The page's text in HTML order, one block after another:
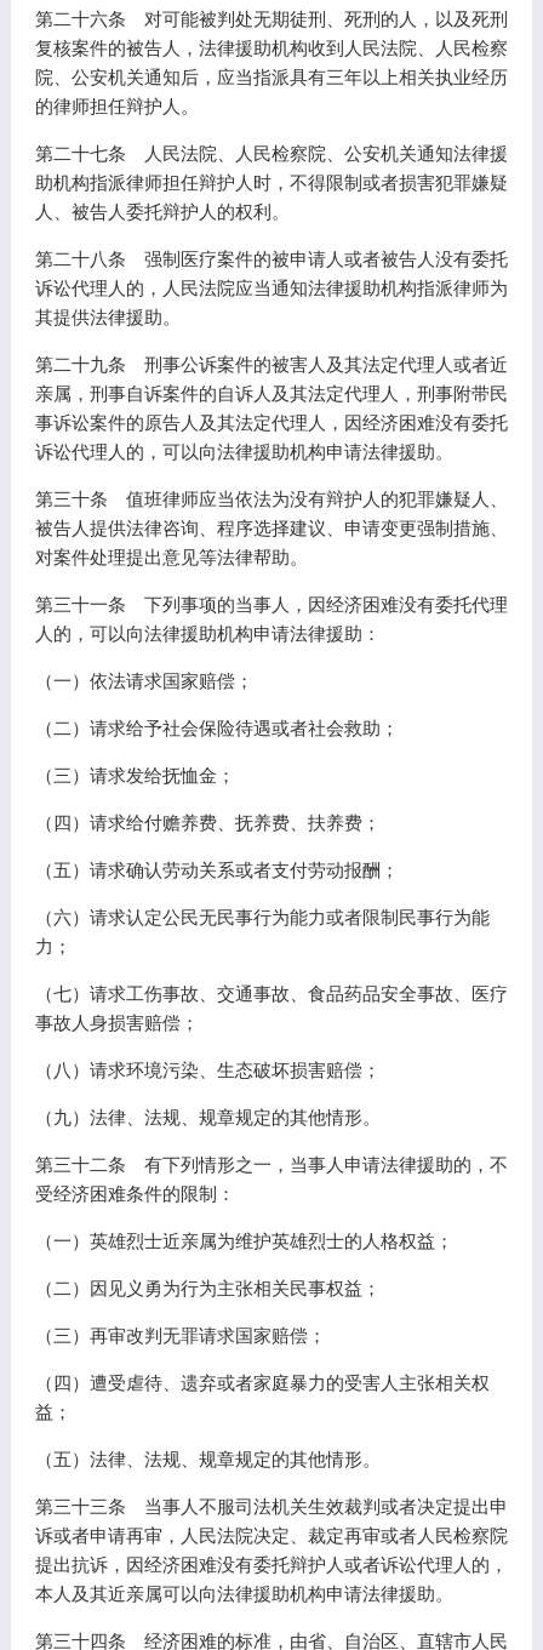
第二十六条 对可能被判处无期徒刑、死刑的人，以及死刑
复核案件的被告人，法律援助机构收到人民法院、人民检察
院、公安机关通知后，应当指派具有三年以上相关执业经历
的律师担任辩护人。
第二十七条 人民法院、人民检察院、公安机关通知法律援
助机构指派律师担任辩护人时，不得限制或者损害犯罪嫌疑
人、被告人委托辩护人的权利。
第二十八条 强制医疗案件的被申请人或者被告人没有委托
诉讼代理人的，人民法院应当通知法律援助机构指派律师为
其提供法律援助。
第二十九条 刑事公诉案件的被害人及其法定代理人或者近
亲属，刑事自诉案件的自诉人及其法定代理人，刑事附带民
事诉讼案件的原告人及其法定代理人，因经济困难没有委托
诉讼代理人的，可以向法律援助机构申请法律援助。
第三十条 值班律师应当依法为没有辩护人的犯罪嫌疑人、
被告人提供法律咨询、程序选择建议、申请变更强制措施、
对案件处理提出意见等法律帮助。
第三十一条 下列事项的当事人，因经济困难没有委托代理
人的，可以向法律援助机构申请法律援助：
（一）依法请求国家赔偿；
（二）请求给予社会保险待遇或者社会救助；
（三）请求发给抚恤金；
（四）请求给付赡养费、抚养费、扶养费；
（五）请求确认劳动关系或者支付劳动报酬；
（六）请求认定公民无民事行为能力或者限制民事行为能
力；
（七）请求工伤事故、交通事故、食品药品安全事故、医疗
事故人身损害赔偿；
（八）请求环境污染、生态破坏损害赔偿；
（九）法律、法规、规章规定的其他情形。
第三十二条 有下列情形之一，当事人申请法律援助的，不
受经济困难条件的限制：
（一）英雄烈士近亲属为维护英雄烈士的人格权益；
（二）因见义勇为行为主张相关民事权益；
（三）再审改判无罪请求国家赔偿；
（四）遭受虐待、遗弃或者家庭暴力的受害人主张相关权
益；
（五）法律、法规、规章规定的其他情形。
第三十三条 当事人不服司法机关生效裁判或者决定提出申
诉或者申请再审，人民法院决定、裁定再审或者人民检察院
提出抗诉，因经济困难没有委托辩护人或者诉讼代理人的，
本人及其近亲属可以向法律援助机构申请法律援助。
第三十四条 经济困难的标准，由省、自治区、直辖市人民